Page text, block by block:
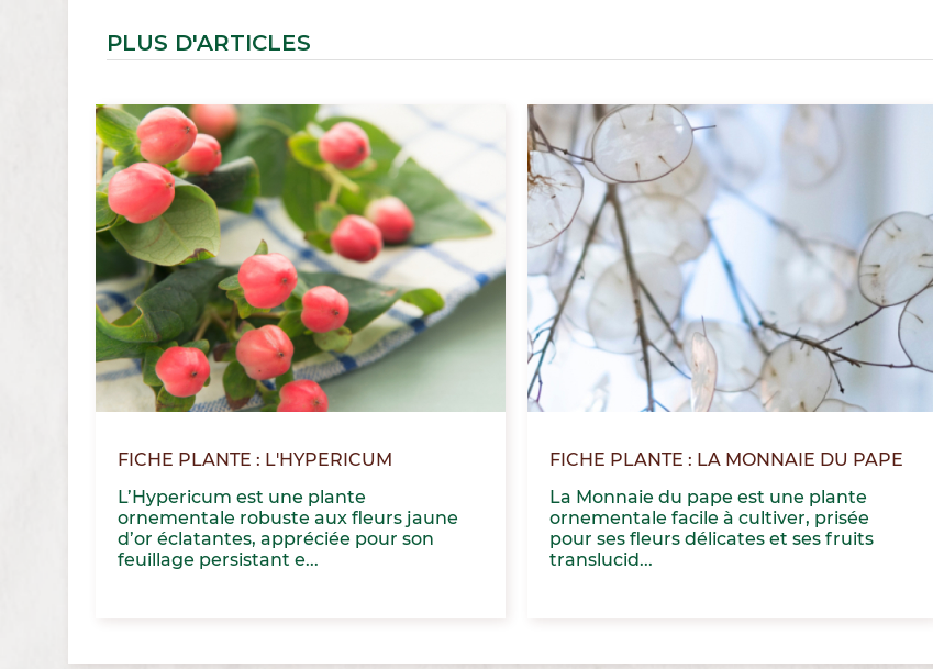
PLUS D'ARTICLES
FICHE PLANTE : L'HYPERICUM
L’Hypericum est une plante
ornementale robuste aux fleurs jaune
d’or éclatantes, appréciée pour son
feuillage persistant e...
FICHE PLANTE : LA MONNAIE DU PAPE
La Monnaie du pape est une plante
ornementale facile à cultiver, prisée
pour ses fleurs délicates et ses fruits
translucid...